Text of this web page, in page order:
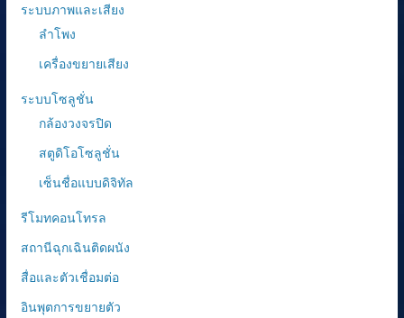
ระบบภาพและเสียง
ลำโพง
เครื่องขยายเสียง
ระบบโซลูชั่น
กล้องวงจรปิด
สตูดิโอโซลูชั่น
เซ็นชื่อแบบดิจิทัล
รีโมทคอนโทรล
สถานีฉุกเฉินติดผนัง
สื่อและตัวเชื่อมต่อ
อินพุตการขยายตัว